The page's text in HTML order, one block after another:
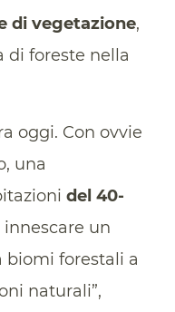
di vegetazione,
di foreste nella
oggi. Con ovvie
una
del 40-
un
biomi forestali a
naturali”,